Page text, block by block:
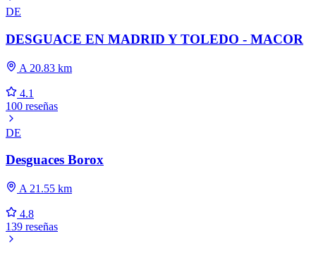
DE
DESGUACE EN MADRID Y TOLEDO - MACOR
A 20.83 km
4.1
100 reseñas
DE
Desguaces Borox
A 21.55 km
4.8
139 reseñas